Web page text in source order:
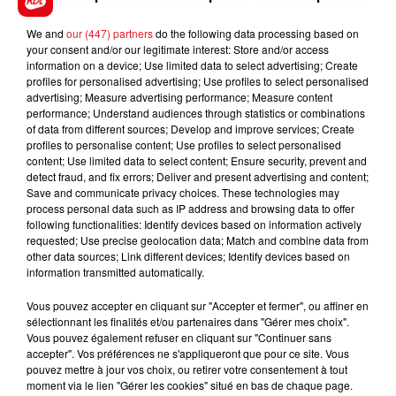
*****
FILS D'ACTUS
15 juillet 2026
BÉTHUNE: ENQUÊTE POUR HOMICIDE
VOLONTAIRE EN COURS, APRÈS LA...
We and our (447) partnersdo the following data processing based on
your consent and/or our legitimate interest: Store and/or access
information on a device; Use limited data to select advertising; Create
profiles for personalised advertising; Use profiles to select personalised
advertising; Measure advertising performance; Measure content
performance; Understand audiences through statistics or combinations
of data from different sources; Develop and improve services; Create
profiles to personalise content; Use profiles to select personalised
content; Use limited data to select content; Ensure security, prevent and
detect fraud, and fix errors; Deliver and present advertising and content;
Save and communicate privacy choices. These technologies may
process personal data such as IP address and browsing data to offer
following functionalities: Identify devices based on information actively
requested; Use precise geolocation data; Match and combine data from
other data sources; Link different devices; Identify devices based on
information transmitted automatically.
Vous pouvez accepter en cliquant sur "Accepter et fermer", ou affiner en
sélectionnant les finalités et/ou partenaires dans "Gérer mes choix".
Vous pouvez également refuser en cliquant sur "Continuer sans
accepter". Vos préférences ne s'appliqueront que pour ce site. Vous
pouvez mettre à jour vos choix, ou retirer votre consentement à tout
moment via le lien "Gérer les cookies" situé en bas de chaque page.